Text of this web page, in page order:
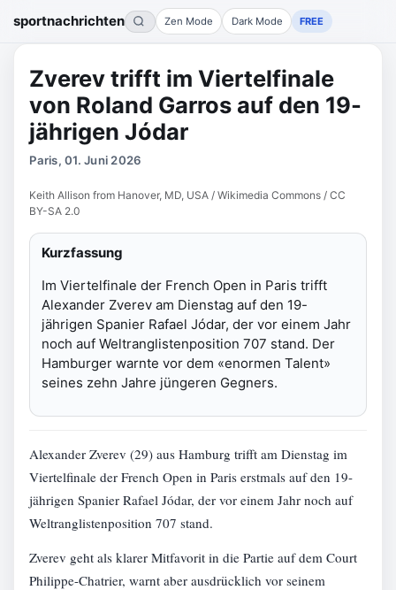
sportnachrichten Zen Mode Dark Mode FREE
Zverev trifft im Viertelfinale
von Roland Garros auf den 19-
jährigen Jódar
Paris, 01. Juni 2026
Keith Allison from Hanover, MD, USA / Wikimedia Commons / CC
BY-SA 2.0
Kurzfassung
Im Viertelfinale der French Open in Paris trifft
Alexander Zverev am Dienstag auf den 19-
jährigen Spanier Rafael Jódar, der vor einem Jahr
noch auf Weltranglistenposition 707 stand. Der
Hamburger warnte vor dem «enormen Talent»
seines zehn Jahre jüngeren Gegners.
Alexander Zverev (29) aus Hamburg trifft am Dienstag im
Viertelfinale der French Open in Paris erstmals auf den 19-
jährigen Spanier Rafael Jódar, der vor einem Jahr noch auf
Weltranglistenposition 707 stand.
Zverev geht als klarer Mitfavorit in die Partie auf dem Court
Philippe-Chatrier, warnt aber ausdrücklich vor seinem